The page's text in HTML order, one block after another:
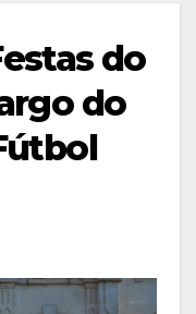
do
do